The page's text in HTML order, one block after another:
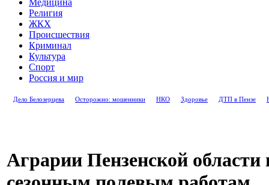
Медицина
Религия
ЖКХ
Происшествия
Криминал
Культура
Спорт
Россия и мир
Дело Белозерцева Осторожно: мошенники НКО Здоровье ДТП в Пензе
Аграрии Пензенской области